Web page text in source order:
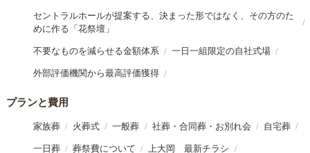
セントラルホールが提案する、決まった形ではなく、その方のた
めに作る「花祭壇」
不要なものを減らせる金額体系 一日一組限定の自社式場
外部評価機関から最高評価獲得
プランと費用
家族葬 火葬式 一般葬 社葬・合同葬・お別れ会 自宅葬
一日葬 葬祭費について 上大岡 最新チラシ